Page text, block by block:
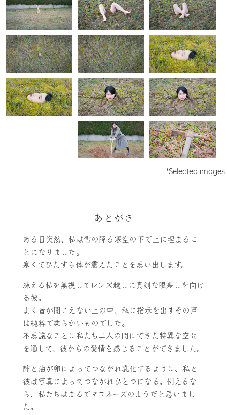
*Selected images
あとがき
ある日突然、私は雪の降る寒空の下で土に埋まるこ
とになりました。
寒くてひたすら体が震えたことを思い出します。
凍える私を無視してレンズ越しに真剣な眼差しを向け
る彼。
よく音が聞こえない土の中、私に指示を出すその声
は純粋で柔らかいものでした。
不思議なことに私たち二人の間にできた特異な空間
を通して、彼からの愛情を感じることができました。
酢と油が卵によってつながれ乳化するように、私と
彼は写真によってつながれひとつになる。例えるな
ら、私たちはまるでマヨネーズのようだと思いまし
た。